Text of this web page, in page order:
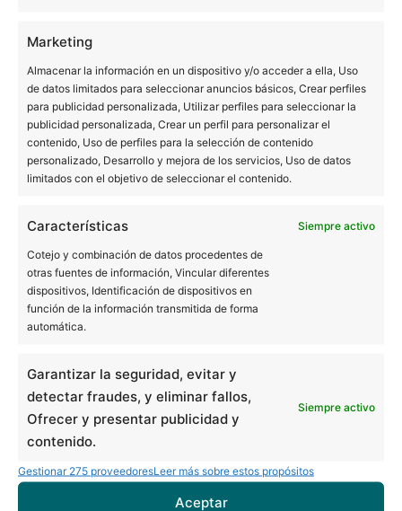
Marketing
Almacenar la información en un dispositivo y/o acceder a ella, Uso
de datos limitados para seleccionar anuncios básicos, Crear perfiles
para publicidad personalizada, Utilizar perfiles para seleccionar la
publicidad personalizada, Crear un perfil para personalizar el
contenido, Uso de perfiles para la selección de contenido
personalizado, Desarrollo y mejora de los servicios, Uso de datos
limitados con el objetivo de seleccionar el contenido.
Características Siempre activo
Cotejo y combinación de datos procedentes de
otras fuentes de información, Vincular diferentes
dispositivos, Identificación de dispositivos en
función de la información transmitida de forma
automática.
Garantizar la seguridad, evitar y
detectar fraudes, y eliminar fallos,
Ofrecer y presentar publicidad y
contenido.
Siempre activo
Gestionar 275 proveedoresLeer más sobre estos propósitos
Aceptar
08011 Barcelona
934 516 230
BUCALIA BADALONA
C/ Mozart 19, bajos
08917 Badalona
933 889 511
BUCALIA L´HOSPITALET
C/ Lleida 28, bajos
08901 L'Hospitalet de Llobregat
932 610 054
C/ Santa Eulàlia 7, bajos
08902 L'Hospitalet de Llobregat
930 107 635
BUCALIA MATARÓ